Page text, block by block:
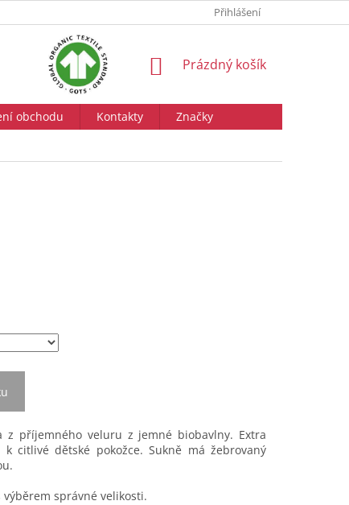
Přihlášení
NÁKUPNÍ
Prázdný košík
obchodu Kontakty
Značky
z příjemného veluru z jemné biobavlny. Extra
citlivé dětské pokožce. Sukně má žebrovaný
výběrem správné velikosti.